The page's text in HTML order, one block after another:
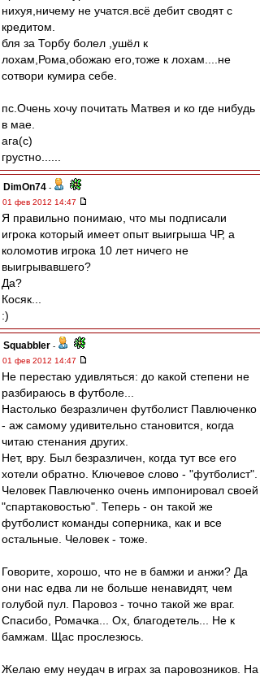
нихуя,ничему не учатся.всё дебит сводят с
кредитом.
бля за Торбу болел ,ушёл к
лохам,Рома,обожаю его,тоже к лохам....не
сотвори кумира себе.
пс.Очень хочу почитать Матвея и ко где нибудь
в мае.
ага(с)
грустно......
DimOn74 -
01 фев 2012 14:47
Я правильно понимаю, что мы подписали
игрока который имеет опыт выигрыша ЧР, а
коломотив игрока 10 лет ничего не
выигрывавшего?
Да?
Косяк...
:)
Squabbler -
01 фев 2012 14:47
Не перестаю удивляться: до какой степени не
разбираюсь в футболе...
Настолько безразличен футболист Павлюченко
- аж самому удивительно становится, когда
читаю стенания других.
Нет, вру. Был безразличен, когда тут все его
хотели обратно. Ключевое слово - "футболист".
Человек Павлюченко очень импонировал своей
"спартаковостью". Теперь - он такой же
футболист команды соперника, как и все
остальные. Человек - тоже.
Говорите, хорошо, что не в бамжи и анжи? Да
они нас едва ли не больше ненавидят, чем
голубой пул. Паровоз - точно такой же враг.
Спасибо, Ромачка... Ох, благодетель... Не к
бамжам. Щас прослезюсь.
Желаю ему неудач в играх за паровозников. На